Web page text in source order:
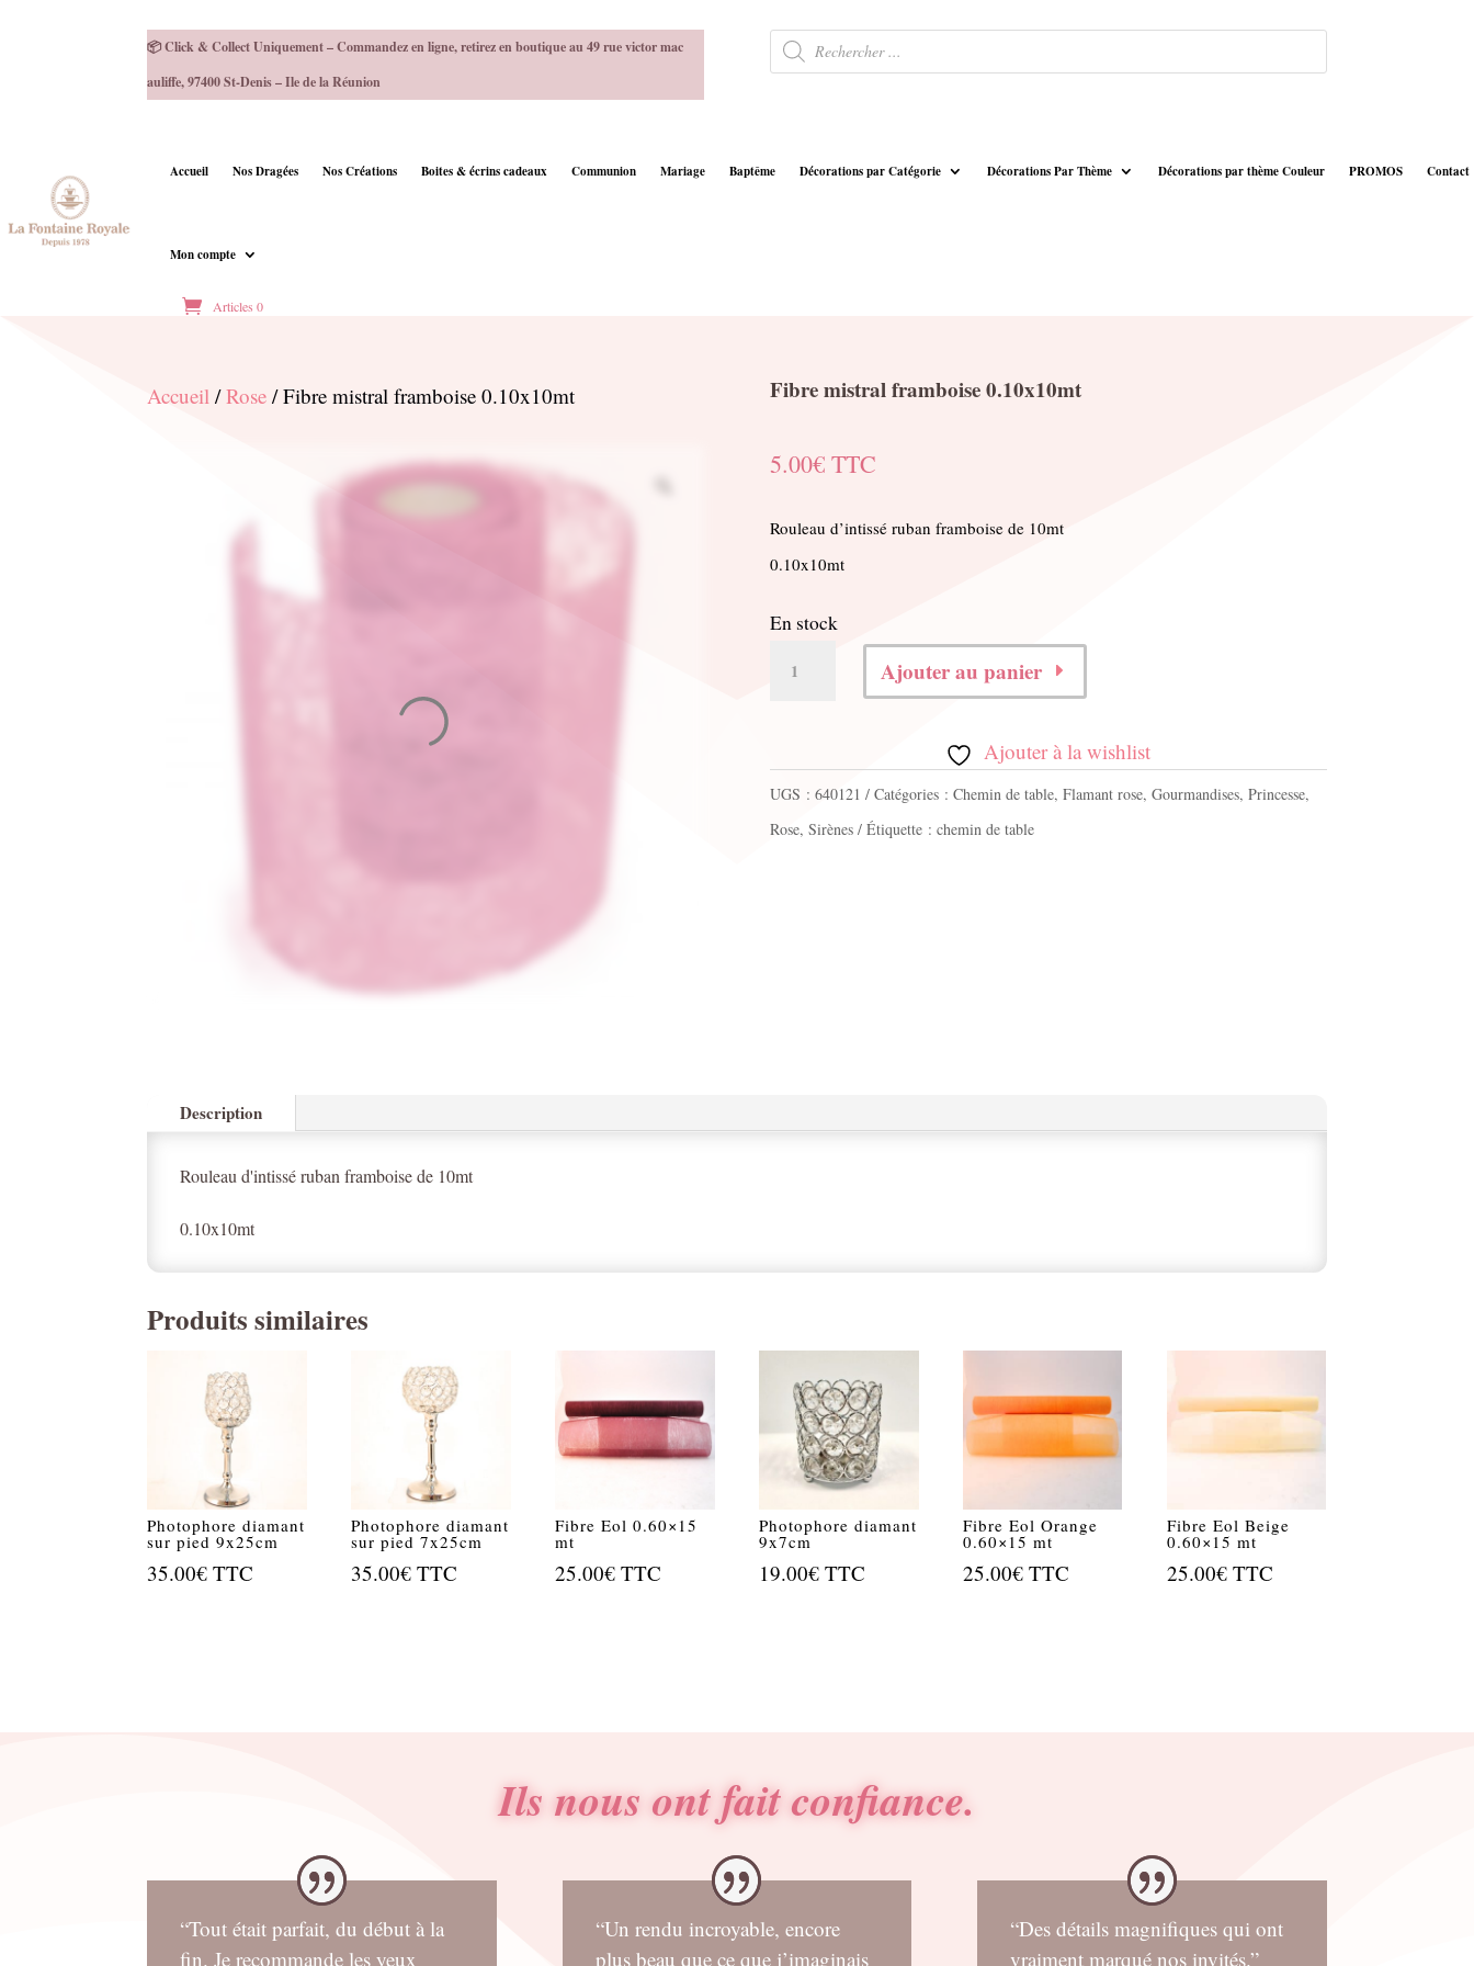
📦 Click & Collect Uniquement – Commandez en ligne, retirez en boutique au 49 rue victor mac
auliffe, 97400 St-Denis – Ile de la Réunion
Recherche
de
produits
Accueil Nos Dragées Nos Créations Boites & écrins cadeaux Communion Mariage Baptême Décorations par Catégorie Décorations Par Thème Décorations par thème Couleur PROMOS Contact
Mon compte
Articles 0
Accueil /Rose / Fibre mistral framboise 0.10x10mt Fibre mistral framboise 0.10x10mt
5.00€ TTC
Rouleau d’intissé ruban framboise de 10mt
0.10x10mt
En stock
mistral
framboise
0.10x10mt
Ajouter au panier
Ajouter à la wishlist
UGS : 640121 Catégories : Chemin de table, Flamant rose, Gourmandises, Princesse,
Rose, Sirènes Étiquette : chemin de table
Description
Rouleau d'intissé ruban framboise de 10mt
0.10x10mt
Produits similaires
Photophore diamant
sur pied 9x25cm
35.00€ TTC
Photophore diamant
sur pied 7x25cm
35.00€ TTC
Fibre Eol 0.60×15
mt
25.00€ TTC
Photophore diamant
9x7cm
19.00€ TTC
Fibre Eol Orange
0.60×15 mt
25.00€ TTC
Fibre Eol Beige
0.60×15 mt
25.00€ TTC
Ils nous ont fait confiance.
“Tout était parfait, du début à la
fin. Je recommande les yeux
“Un rendu incroyable, encore
plus beau que ce que j’imaginais
“Des détails magnifiques qui ont
vraiment marqué nos invités.”